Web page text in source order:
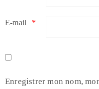
E-mail *
Enregistrer mon nom,